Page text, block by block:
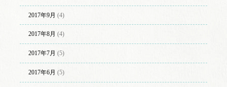
2017年9月 (4)
2017年8月 (4)
2017年7月 (5)
2017年6月 (5)